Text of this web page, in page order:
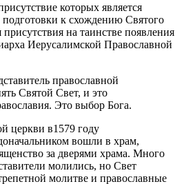
которых является
подготовки к схождению Святого
на таинстве появления
Иерусалимской Православной
православной
Святой Свет, и это
Это выбор Бога.
церкви в1579 году
вошли в храм,
за дверями храма. Много
молились, но Свет
молитве и православные